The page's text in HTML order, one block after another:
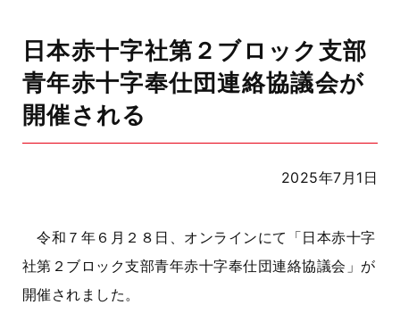
日本赤十字社第２ブロック支部
青年赤十字奉仕団連絡協議会が
開催される
2025年7月1日
令和７年６月２８日、オンラインにて「日本赤十字
社第２ブロック支部青年赤十字奉仕団連絡協議会」が
開催されました。